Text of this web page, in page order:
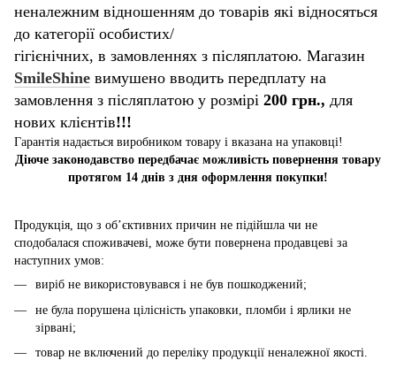
неналежним відношенням до товарів які відносяться
до категорії особистих/
гігієнічних, в замовленнях з післяплатою. Магазин
SmileShine вимушено вводить передплату на
замовлення з післяплатою у розмірі 200 грн., для
нових клієнтів!!!
Гарантія надається виробником товару і вказана на упаковці!
Діюче законодавство передбачає можливість повернення товару
протягом 14 днів з дня оформлення покупки!
Продукція, що з об’єктивних причин не підійшла чи не
сподобалася споживачеві, може бути повернена продавцеві за
наступних умов:
виріб не використовувався і не був пошкоджений;
не була порушена цілісність упаковки, пломби і ярлики не
зірвані;
товар не включений до переліку продукції неналежної якості.